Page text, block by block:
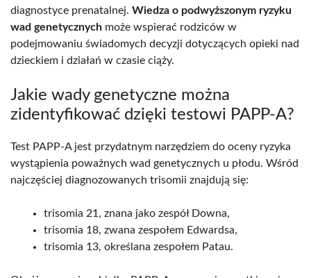
diagnostyce prenatalnej. Wiedza o podwyższonym ryzyku
wad genetycznych może wspierać rodziców w
podejmowaniu świadomych decyzji dotyczących opieki nad
dzieckiem i działań w czasie ciąży.
Jakie wady genetyczne można
zidentyfikować dzięki testowi PAPP-A?
Test PAPP-A jest przydatnym narzędziem do oceny ryzyka
wystąpienia poważnych wad genetycznych u płodu. Wśród
najczęściej diagnozowanych trisomii znajdują się:
trisomia 21, znana jako zespół Downa,
trisomia 18, zwana zespołem Edwardsa,
trisomia 13, określana zespołem Patau.